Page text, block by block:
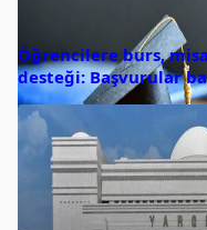
Öğrencilere burs,
desteği: Başvurular